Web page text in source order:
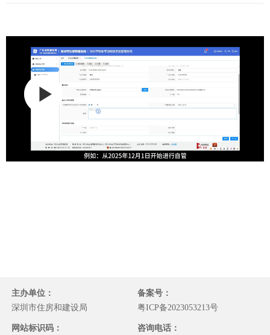
主办单位：
深圳市住房和建设局
备案号：
粤ICP备2023053213号
网站标识码： 咨询电话：